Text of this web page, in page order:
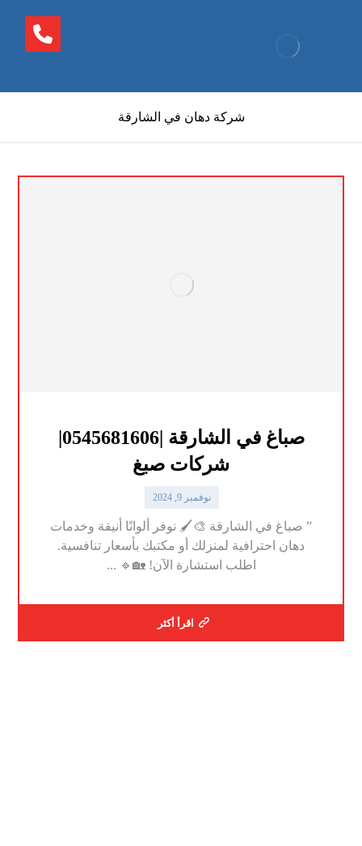
شركة دهان في الشارقة
شركات صبغ
نوفمبر 9, 2024
” صباغ في الشارقة 🎨🖌️ نوفر ألوانًا أنيقة وخدمات
دهان احترافية لمنزلك أو مكتبك بأسعار تنافسية.
اطلب استشارة الآن! 🏡🔹 ...
اقرأ أكثر